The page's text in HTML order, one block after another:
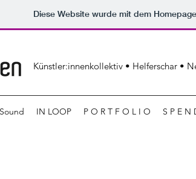
Diese Website wurde mit dem
Künstler:innenkollektiv • Helferschar •
IN LOOP P O R T F O L I O S P E N